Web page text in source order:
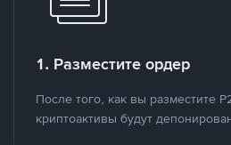
1. Разместите ордер
После того, как вы разместите
криптоактивы будут